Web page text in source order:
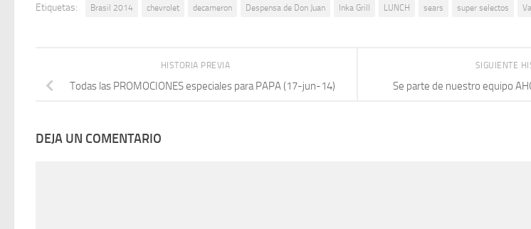
Etiquetas: Brasil 2014 chevrolet decameron Despensa de Don Juan Inka Grill LUNCH sears super selectos
SIGUIENTE
Se parte de nuestro equipo
HISTORIA PREVIA
Todas las PROMOCIONES especiales para PAPA (17-jun-14)
DEJA UN COMENTARIO